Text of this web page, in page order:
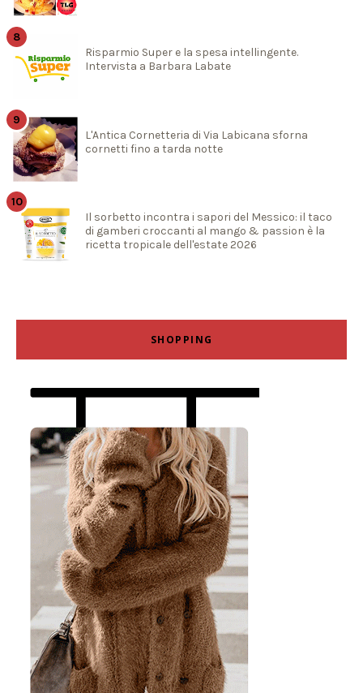
Risparmio Super e la spesa intellingente.
Intervista a Barbara Labate
L'Antica Cornetteria di Via Labicana sforna
cornetti fino a tarda notte
Il sorbetto incontra i sapori del Messico: il taco
di gamberi croccanti al mango & passion è la
ricetta tropicale dell'estate 2026
SHOPPING